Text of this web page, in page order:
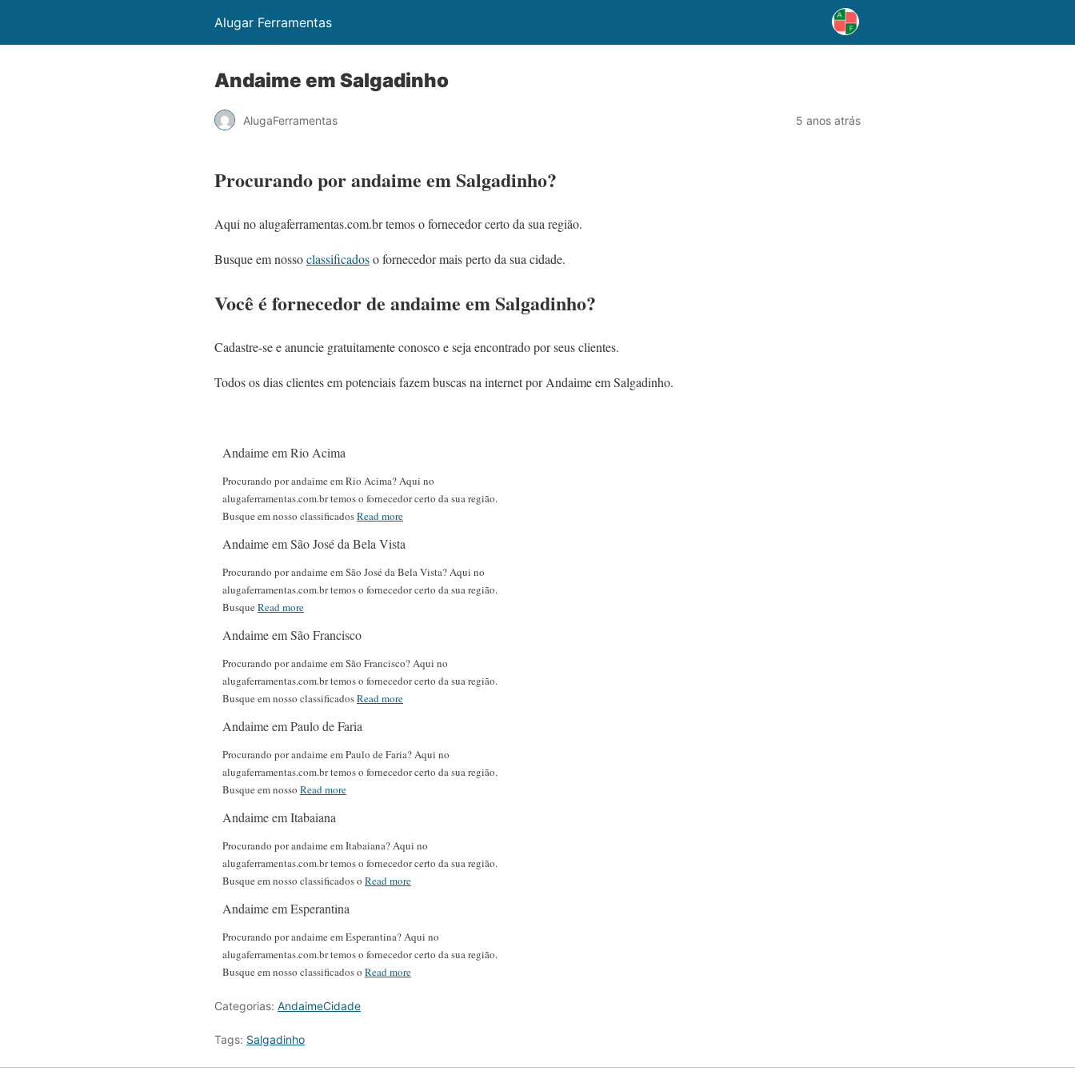
Alugar Ferramentas
Andaime em Salgadinho
AlugaFerramentas 5 anos atrás
Procurando por andaime em Salgadinho?
Aqui no alugaferramentas.com.br temos o fornecedor certo da sua região.
Busque em nossoclassificadoso fornecedor mais perto da sua cidade.
Você é fornecedor de andaime em Salgadinho?
Cadastre-se e anuncie gratuitamente conosco e seja encontrado por seus clientes.
Todos os dias clientes em potenciais fazem buscas na internet por Andaime em Salgadinho.
Andaime em Rio Acima
Procurando por andaime em Rio Acima? Aqui no
alugaferramentas.com.br temos o fornecedor certo da sua região.
Busque em nosso classificadosRead more
Andaime em São José da Bela Vista
Procurando por andaime em São José da Bela Vista? Aqui no
alugaferramentas.com.br temos o fornecedor certo da sua região.
BusqueRead more
Andaime em São Francisco
Procurando por andaime em São Francisco? Aqui no
alugaferramentas.com.br temos o fornecedor certo da sua região.
Busque em nosso classificadosRead more
Andaime em Paulo de Faria
Procurando por andaime em Paulo de Faria? Aqui no
alugaferramentas.com.br temos o fornecedor certo da sua região.
Busque em nosso Read more
Andaime em Itabaiana
Procurando por andaime em Itabaiana? Aqui no
alugaferramentas.com.br temos o fornecedor certo da sua região.
Busque em nosso classificados o Read more
Andaime em Esperantina
Procurando por andaime em Esperantina? Aqui no
alugaferramentas.com.br temos o fornecedor certo da sua região.
Busque em nosso classificados o Read more
Categorias: AndaimeCidade
Tags: Salgadinho